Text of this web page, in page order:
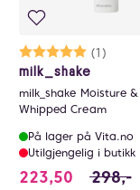
Karakter:
(1)
5.0 av 5
milk_shake
milk_shake Moisture
Whipped Cream
På lager på Vita.no
Utilgjengelig i butikk
223,50 223.5 i
298,-